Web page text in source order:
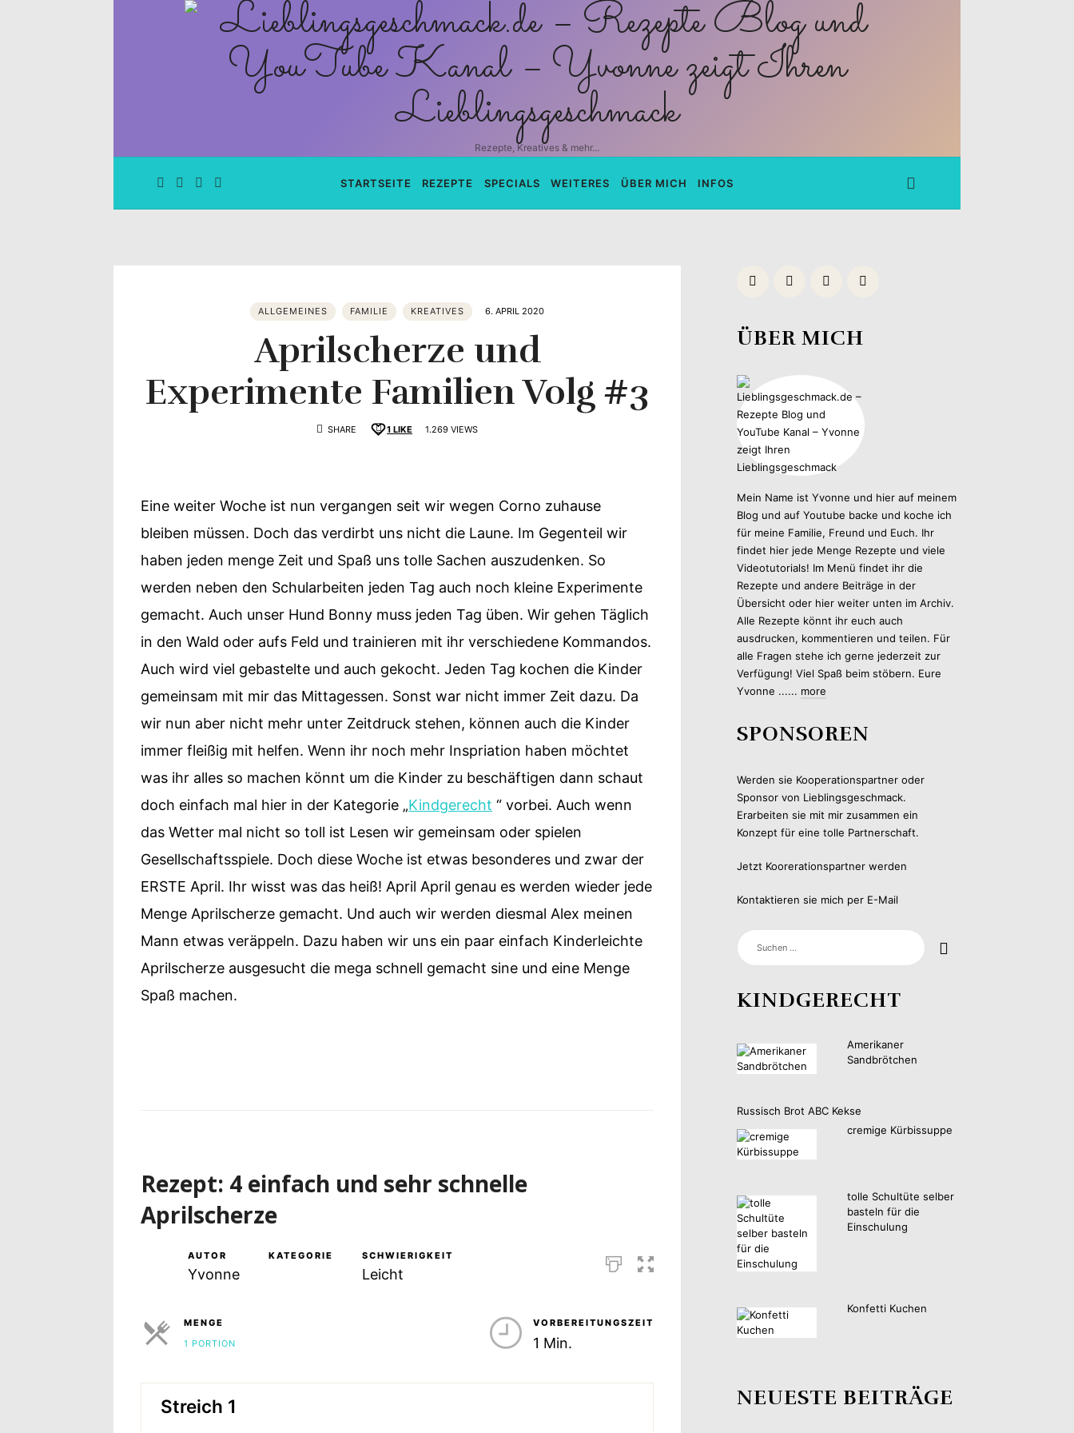
Lieblingsgeschmack.de
Rezepte
Blog
und
Kanal
Yvonne
zeigt
Lieblingsgeschmack
Rezepte, Kreatives & mehr...
STARTSEITE REZEPTE SPECIALS WEITERES ÜBER MICH INFOS
ALLGEMEINES FAMILIE KREATIVES 6. APRIL 2020
Aprilscherze und
Experimente Familien Volg #3
SHARE 1 LIKE 1.269 VIEWS
Eine weiter Woche ist nun vergangen seit wir wegen Corno zuhause
bleiben müssen. Doch das verdirbt uns nicht die Laune. Im Gegenteil wir
haben jeden menge Zeit und Spaß uns tolle Sachen auszudenken. So
werden neben den Schularbeiten jeden Tag auch noch kleine Experimente
gemacht. Auch unser Hund Bonny muss jeden Tag üben. Wir gehen Täglich
in den Wald oder aufs Feld und trainieren mit ihr verschiedene Kommandos.
Auch wird viel gebastelte und auch gekocht. Jeden Tag kochen die Kinder
gemeinsam mit mir das Mittagessen. Sonst war nicht immer Zeit dazu. Da
wir nun aber nicht mehr unter Zeitdruck stehen, können auch die Kinder
immer fleißig mit helfen. Wenn ihr noch mehr Inspriation haben möchtet
was ihr alles so machen könnt um die Kinder zu beschäftigen dann schaut
doch einfach mal hier in der Kategorie „Kindgerecht “ vorbei. Auch wenn
das Wetter mal nicht so toll ist Lesen wir gemeinsam oder spielen
Gesellschaftsspiele. Doch diese Woche ist etwas besonderes und zwar der
ERSTE April. Ihr wisst was das heiß! April April genau es werden wieder jede
Menge Aprilscherze gemacht. Und auch wir werden diesmal Alex meinen
Mann etwas veräppeln. Dazu haben wir uns ein paar einfach Kinderleichte
Aprilscherze ausgesucht die mega schnell gemacht sine und eine Menge
Spaß machen.
Rezept: 4 einfach und sehr schnelle
Aprilscherze
AUTOR
Yvonne
KATEGORIE SCHWIERIGKEIT
Leicht
MENGE
1 PORTION
VORBEREITUNGSZEIT
1 Min.
Streich 1
ÜBER MICH
Mein Name ist Yvonne und hier auf meinem
Blog und auf Youtube backe und koche ich
für meine Familie, Freund und Euch. Ihr
findet hier jede Menge Rezepte und viele
Videotutorials! Im Menü findet ihr die
Rezepte und andere Beiträge in der
Übersicht oder hier weiter unten im Archiv.
Alle Rezepte könnt ihr euch auch
ausdrucken, kommentieren und teilen. Für
alle Fragen stehe ich gerne jederzeit zur
Verfügung! Viel Spaß beim stöbern. Eure
Yvonne ...... more
SPONSOREN
Werden sie Kooperationspartner oder
Sponsor von Lieblingsgeschmack.
Erarbeiten sie mit mir zusammen ein
Konzept für eine tolle Partnerschaft.
Jetzt Koorerationspartner werden
Kontaktieren sie mich per E-Mail
SUCHEN
NACH:
KINDGERECHT
Amerikaner
Sandbrötchen
Russisch Brot ABC Kekse
cremige Kürbissuppe
tolle Schultüte selber
basteln für die
Einschulung
Konfetti Kuchen
NEUESTE BEITRÄGE